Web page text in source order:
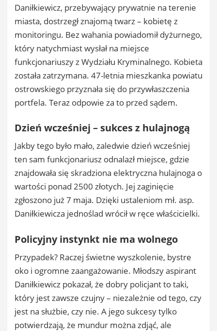
Daniłkiewicz, przebywający prywatnie na terenie
miasta, dostrzegłznajomą twarz – kobietę z
monitoringu. Bezwahania powiadomiłdyżurnego,
który natychmiastwysłałna miejsce
funkcjonariuszy zWydziału Kryminalnego. Kobieta
została zatrzymana. 47-letnia mieszkanka powiatu
ostrowskiego przyznała się do przywłaszczenia
portfela. Teraz odpowie za to przed sądem.
Dzień wcześniej – sukcesz hulajnogą
Jakbytego było mało, zaledwie dzień wcześniej
ten sam funkcjonariusz odnalazłmiejsce, gdzie
znajdowała się skradziona elektryczna hulajnoga o
wartości ponad 2500 złotych. Jej zaginięcie
zgłoszono już7 maja. Dzięki ustaleniom mł. asp.
Daniłkiewicza jednoślad wróciłw ręce właścicielki.
Policyjnyinstynkt nie ma wolnego
Przypadek? Raczej świetne wyszkolenie, bystre
oko i ogromne zaangażowanie. Młodszyaspirant
Daniłkiewicz pokazał, że dobry policjanttotaki,
który jest zawsze czujny – niezależnie od tego, czy
jest na służbie, czy nie. A jego sukcesytylko
potwierdzają, że mundur można zdjąć, ale